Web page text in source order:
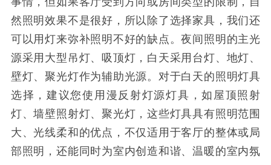
然照明效果不是很好，所以除了选择家具，我们还
可以用灯来弥补照明不好的缺点。夜间照明的主光
源采用大型吊灯、吸顶灯，白天采用台灯、地灯、
壁灯、聚光灯作为辅助光源。对于白天的照明灯具
选择，建议您使用漫反射灯源灯具，如屋顶照射
灯、墙壁照射灯、聚光灯，这些灯具具有照明范围
大、光线柔和的优点，不仅适用于客厅的整体或局
部照明，还能同时为室内创造和谐、温暖的室内氛